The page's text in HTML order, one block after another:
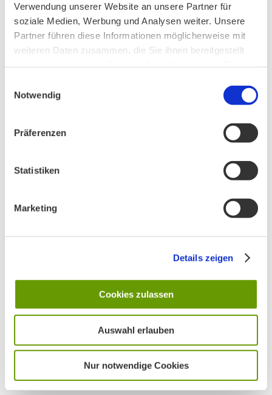
Verwendung unserer Website an unsere Partner für
soziale Medien, Werbung und Analysen weiter. Unsere
Partner führen diese Informationen möglicherweise mit
weiteren Daten zusammen, die Sie ihnen bereitgestellt
Notwendig
Präferenzen
Statistiken
Marketing
Details zeigen
Cookies zulassen
Auswahl erlauben
Nur notwendige Cookies
Ankündigung Jahres-Mitgliederversammlung
2026
AKTIV IN STADT UND LANDKREIS MÜNCHEN: